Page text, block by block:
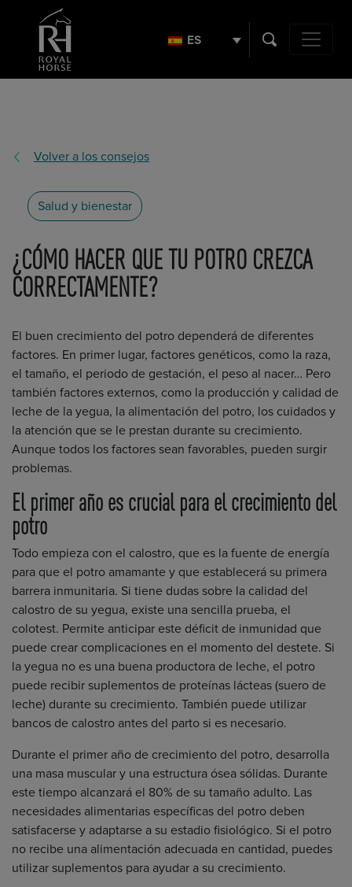
ES
Salud y bienestar
Volver a los consejos
¿CÓMO HACER QUE TU POTRO CREZCA
CORRECTAMENTE?
El buen crecimiento del potro dependerá de diferentes
factores. En primer lugar, factores genéticos, como la raza,
el tamaño, el periodo de gestación, el peso al nacer… Pero
también factores externos, como la producción y calidad de
leche de la yegua, la alimentación del potro, los cuidados y
la atención que se le prestan durante su crecimiento.
Aunque todos los factores sean favorables, pueden surgir
problemas.
El primer año es crucial para el crecimiento del
potro
Todo empieza con el calostro, que es la fuente de energía
para que el potro amamante y que establecerá su primera
barrera inmunitaria. Si tiene dudas sobre la calidad del
calostro de su yegua, existe una sencilla prueba, el
colotest. Permite anticipar este déficit de inmunidad que
puede crear complicaciones en el momento del destete. Si
la yegua no es una buena productora de leche, el potro
puede recibir suplementos de proteínas lácteas (suero de
leche) durante su crecimiento. También puede utilizar
bancos de calostro antes del parto si es necesario.
Durante el primer año de crecimiento del potro, desarrolla
una masa muscular y una estructura ósea sólidas. Durante
este tiempo alcanzará el 80% de su tamaño adulto. Las
necesidades alimentarias específicas del potro deben
satisfacerse y adaptarse a su estadio fisiológico. Si el potro
no recibe una alimentación adecuada en cantidad, puedes
utilizar suplementos para ayudar a su crecimiento.